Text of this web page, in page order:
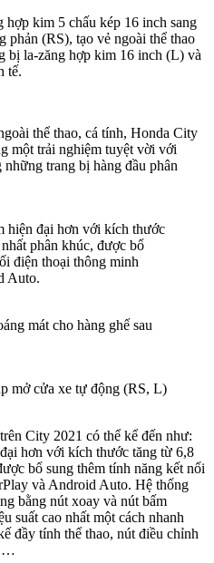
kim 5 chấu kép 16 inch sang
phản (RS), tạo vẻ ngoài thể thao
bị la-zăng hợp kim 16 inch (L) và
tế.
thể thao, cá tính, Honda City
một trải nghiệm tuyệt vời với
trang bị hàng đầu phân
hiện đại hơn với kích thước
phân khúc, được bổ
điện thoại thông minh
Auto.
mát cho hàng ghế sau
mở cửa xe tự động (RS, L)
City 2021 có thể kể đến như:
hơn với kích thước tăng từ 6,8
bổ sung thêm tính năng kết nối
và Android Auto. Hệ thống
bằng nút xoay và nút bấm
suất cao nhất một cách nhanh
đầy tính thể thao, nút điều chỉnh
…